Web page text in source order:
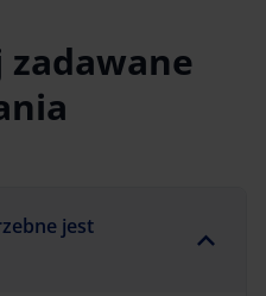
zadawane
jest